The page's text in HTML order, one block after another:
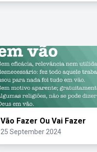
Vão Fazer Ou Vai Fazer
25 September 2024